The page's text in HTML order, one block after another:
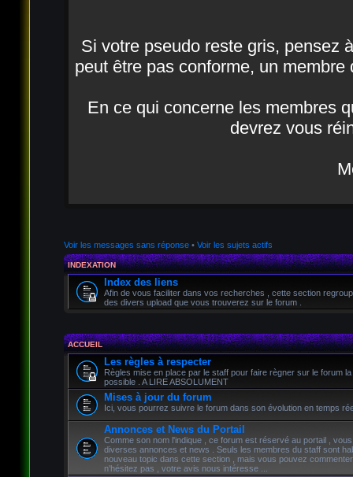
Si votre pseudo reste gris, pensez
peut être pas conforme, un
En ce qui concerne les membres
devrez vous
Voir les messages sans réponse• Voir les sujets actifs
INDEXATION
Index des liens
Afin de vous faciliter dans vos recherches , cette section
des divers upload que vous trouverez sur le forum .
ACCUEIL
Les règles à respecter
Règles mise en place par le staff pour faire règner sur le forum
possible . A LIRE ABSOLUMENT
Mises à jour du forum
Ici, vous pourrez suivre le forum dans son évolution en temps
Annonces et News du Portail
Comme son nom l'indique , ce forum est réservé au portail ,
diverses annonces et news . Seuls les membres du staff sont
nouveau topic dans cette section , mais vous pouvez
n'hésitez pas , votre avis nous intéresse ...